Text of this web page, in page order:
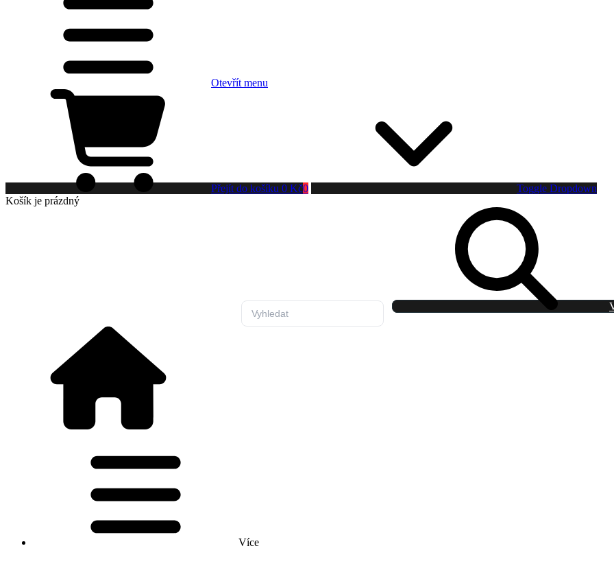
Otevřít menu
Přejít do košíku 0 Kč0
Toggle Dropdown
Košík je prázdný
Více